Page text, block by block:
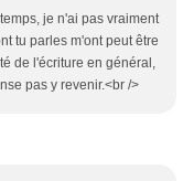
je n'ai pas vraiment
tu parles m'ont peut être
de l'écriture en général,
pas y revenir.<br />